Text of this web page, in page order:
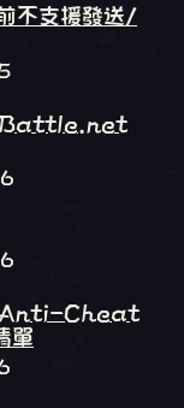
支援發送/
Battle.net
Anti-Cheat
單